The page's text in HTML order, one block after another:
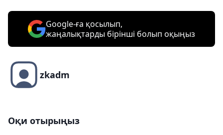
Google-ға қосылып,
жаңалықтарды бірінші болып оқыңыз
zkadm
Оқи отырыңыз